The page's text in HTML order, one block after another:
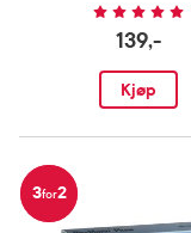
139,-
Kjøp
3for2